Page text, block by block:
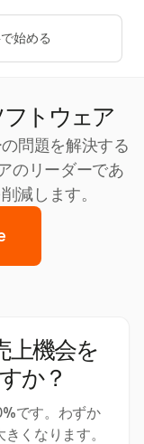
始める
トウェア
問題を解決する
のリーダーであ
減します。
上機会を
か？
です。わずか
くなります。